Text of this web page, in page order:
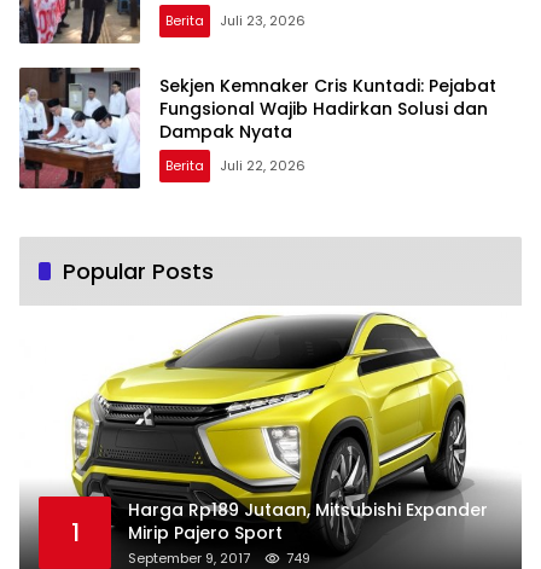
Berita Juli 23, 2026
Sekjen Kemnaker Cris Kuntadi: Pejabat
Fungsional Wajib Hadirkan Solusi dan
Dampak Nyata
Berita Juli 22, 2026
Popular Posts
1
Harga Rp189 Jutaan, Mitsubishi Expander
Mirip Pajero Sport
September 9, 2017 749